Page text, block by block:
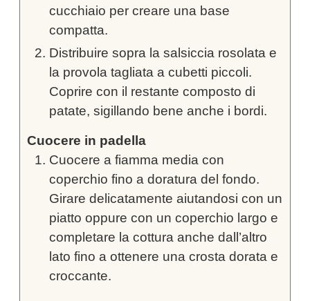
cucchiaio per creare una base
compatta.
Distribuire sopra la salsiccia rosolata e
la provola tagliata a cubetti piccoli.
Coprire con il restante composto di
patate, sigillando bene anche i bordi.
Cuocere in padella
Cuocere a fiamma media con
coperchio fino a doratura del fondo.
Girare delicatamente aiutandosi con un
piatto oppure con un coperchio largo e
completare la cottura anche dall’altro
lato fino a ottenere una crosta dorata e
croccante.